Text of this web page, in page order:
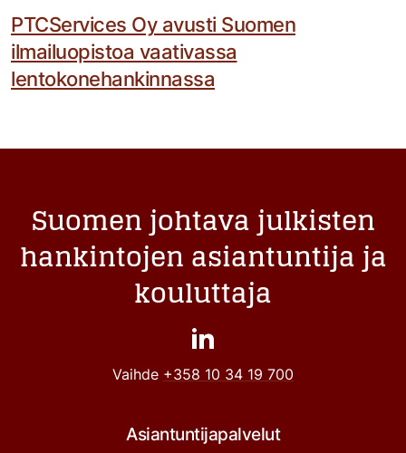
PTCServices Oy avusti Suomen
ilmailuopistoa vaativassa
lentokonehankinnassa
Suomen johtava julkisten
hankintojen asiantuntija ja
kouluttaja
Vaihde +358 10 34 19 700
Asiantuntijapalvelut